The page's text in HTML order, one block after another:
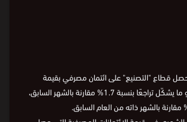
خلال يونيو 2026، حصل قطاع "التصنيع" على ائتمان مصرفي بقيمة
، وهو ما يشكّل تراجعًا بنسبة 1.7% مقارنة بالشهر السابق،